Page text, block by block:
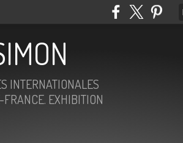
INTERNATIONALES
EXHIBITION